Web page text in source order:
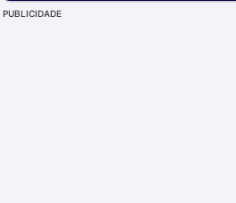
PUBLICIDADE